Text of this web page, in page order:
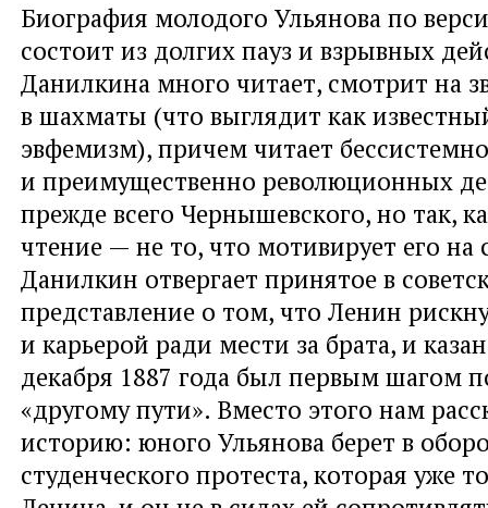
Биография молодого Ульянова по
состоит из долгих пауз и взрывных
Данилкина много читает, смотрит на
в шахматы (что выглядит как
эвфемизм), причем читает бессистемно
и преимущественно революционных
прежде всего Чернышевского, но так,
чтение — не то, что мотивирует его на
Данилкин отвергает принятое в
представление о том, что Ленин
и карьерой ради мести за брата, и
декабря 1887 года был первым шагом
«другому пути». Вместо этого нам
историю: юного Ульянова берет в
студенческого протеста, которая уже